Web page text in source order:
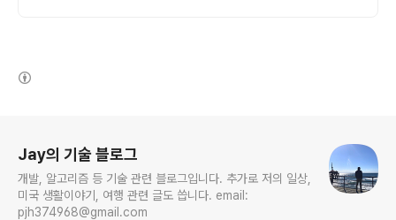
Jay의 기술 블로그
개발, 알고리즘 등 기술 관련 블로그입니다. 추가로 저의 일상,
미국 생활이야기, 여행 관련 글도 씁니다. email:
pjh374968@gmail.com